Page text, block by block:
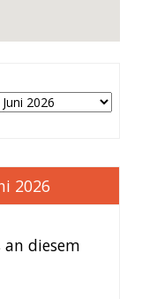
2026
an diesem